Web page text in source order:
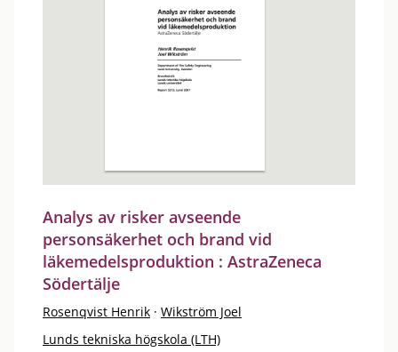
Analys av risker avseende
personsäkerhet och brand vid
läkemedelsproduktion : AstraZeneca
Södertälje
Rosenqvist Henrik · Wikström Joel
Lunds tekniska högskola (LTH)